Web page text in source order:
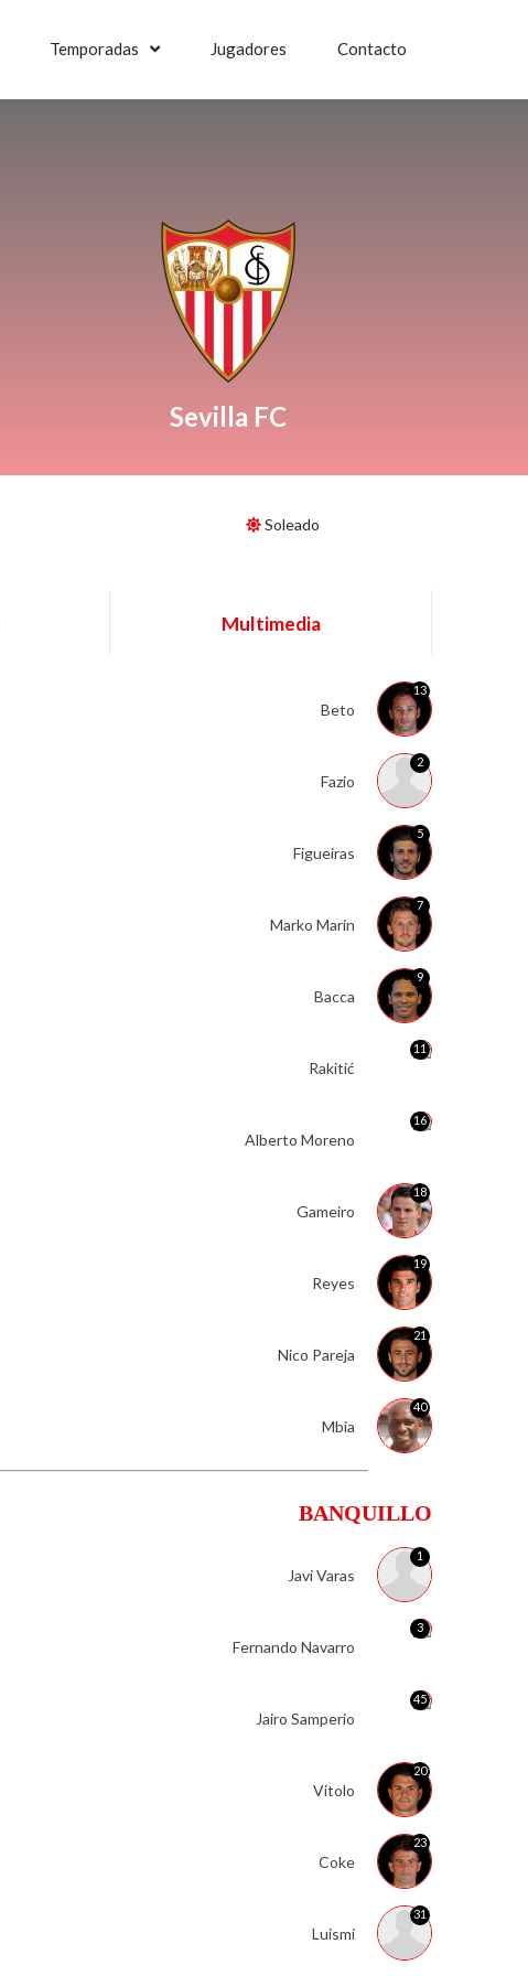
Temporadas Jugadores Contacto
Sevilla FC
Soleado
Multimedia
13
Beto
2
Fazio
5
Figueiras
7
Marko Marin
9
Bacca
11
Rakitić
16
Alberto Moreno
18
Gameiro
19
Reyes
21
Nico Pareja
40
Mbia
BANQUILLO
1
Javi Varas
3
Fernando Navarro
45
Jairo Samperio
20
Vitolo
23
Coke
31
Luismi